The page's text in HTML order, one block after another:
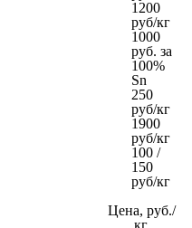
1200
руб/кг
1000
руб. за
100%
Sn
250
руб/кг
1900
руб/кг
100 /
150
руб/кг
Цена, руб./
кг.